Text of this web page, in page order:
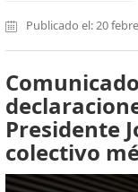
Publicado el: 20
Presidente
colectivo